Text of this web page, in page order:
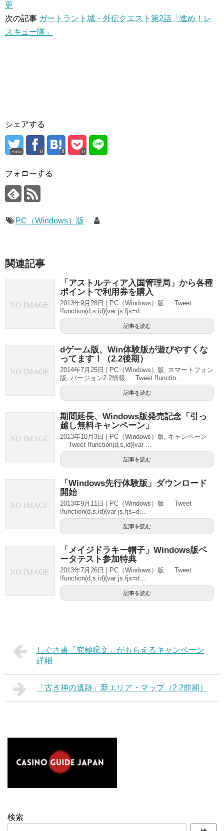
更
次の記事 ガートラント城・外伝クエスト第2話「進め！レ
スキュー隊」
シェアする
error 0 0
フォローする
PC（Windows）版
関連記事
「アストルティア入国管理局」から各種
ポイントで利用券を購入
2013年9月28日 | PC（Windows）版 Tweet
!function(d,s,id){var js,fjs=d...
記事を読む
dゲーム版、Win体験版が遊びやすくな
ってます！（2.2後期）
2014年7月25日 | PC（Windows）版, スマートフォン
版, バージョン2.2情報 Tweet !functio...
記事を読む
期間延長、Windows版発売記念「引っ
越し無料キャンペーン」
2013年10月3日 | PC（Windows）版, キャンペーン
Tweet !function(d,s,id){var ...
記事を読む
「Windows先行体験版」ダウンロード
開始
2013年9月11日 | PC（Windows）版 Tweet
!function(d,s,id){var js,fjs=d...
記事を読む
「メイジドラキー帽子」Windows版ベ
ータテスト参加特典
2013年7月26日 | PC（Windows）版 Tweet
!function(d,s,id){var js,fjs=d...
記事を読む
しぐさ書「究極呪文」がもらえるキャンペーン
詳細
「古き神の遺跡」新エリア・マップ（2.2前期）
検索